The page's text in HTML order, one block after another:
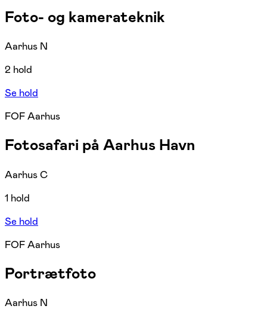
Foto- og kamerateknik
Aarhus N
2 hold
Se hold
FOF Aarhus
Fotosafari på Aarhus Havn
Aarhus C
1 hold
Se hold
FOF Aarhus
Portrætfoto
Aarhus N